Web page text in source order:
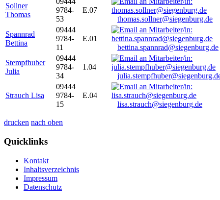
Sollner
Thomas
9784-
53
E.07
thomas.sollner@siegenburg.de
Spannrad
Bettina
09444
9784-
11
E.01
bettina.spannrad@siegenburg.de
Stempfhuber
Julia
09444
9784-
34
1.04
Strauch Lisa
09444
9784-
15
E.04
lisa.strauch@siegenburg.de
drucken nach oben
Quicklinks
Kontakt
Inhaltsverzeichnis
Impressum
Datenschutz